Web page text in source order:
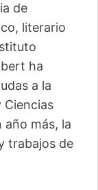
de
literario
ha
a la
Ciencias
año más, la
trabajos de